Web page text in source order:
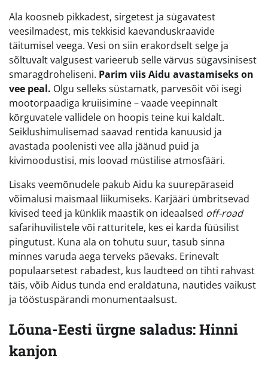
Ala koosneb pikkadest, sirgetest ja sügavatest
veesilmadest, mis tekkisid kaevanduskraavide
täitumisel veega. Vesi on siin erakordselt selge ja
sõltuvalt valgusest varieerub selle värvus sügavsinisest
smaragdroheliseni. Parim viis Aidu avastamiseks on
vee peal. Olgu selleks süstamatk, parvesõit või isegi
mootorpaadiga kruiisimine – vaade veepinnalt
kõrguvatele vallidele on hoopis teine kui kaldalt.
Seiklushimulisemad saavad rentida kanuusid ja
avastada poolenisti vee alla jäänud puid ja
kivimoodustisi, mis loovad müstilise atmosfääri.
Lisaks veemõnudele pakub Aidu ka suurepäraseid
võimalusi maismaal liikumiseks. Karjääri ümbritsevad
kivised teed ja künklik maastik on ideaalsed off-road
safarihuvilistele või ratturitele, kes ei karda füüsilist
pingutust. Kuna ala on tohutu suur, tasub sinna
minnes varuda aega terveks päevaks. Erinevalt
populaarsetest rabadest, kus laudteed on tihti rahvast
täis, võib Aidus tunda end eraldatuna, nautides vaikust
ja tööstuspärandi monumentaalsust.
Lõuna-Eesti ürgne saladus: Hinni
kanjon